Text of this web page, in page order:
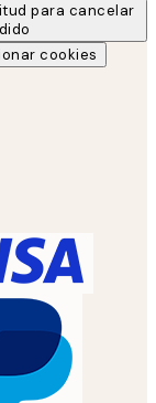
para cancelar
cookies